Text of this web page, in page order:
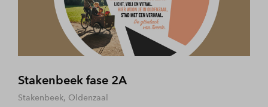
Stakenbeek fase 2A
Stakenbeek, Oldenzaal